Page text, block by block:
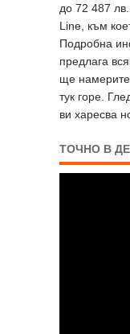
до 72 487
Line, към
Подробна
предлага
ще намерите
тук горе.
ви харесва
ТОЧНО В